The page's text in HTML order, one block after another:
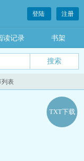
登陆 注册
读记录 书架
列表
TXT下载